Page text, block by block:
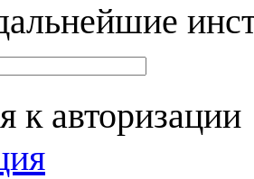
к авторизации